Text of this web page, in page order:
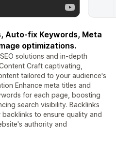
Auto-fix Keywords, Meta
optimizations.
solutions and in-depth
Craft captivating,
tailored to your audience's
Enhance meta titles and
for each page, boosting
search visibility. Backlinks
to ensure quality and
authority and